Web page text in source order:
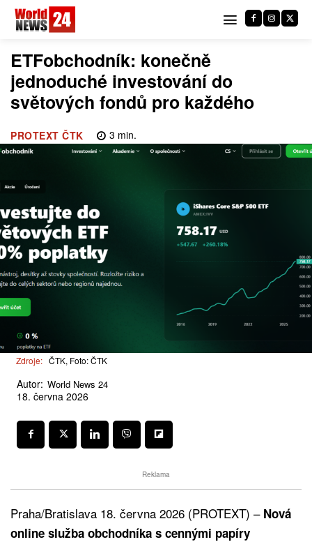
ETFobchodník: konečně
jednoduché investování do
světových fondů pro každého
PROTEXT ČTK 3 min.
Zdroje: ČTK, Foto: ČTK
Autor: World News 24
18. června 2026
Reklama
Praha/Bratislava 18. června 2026 (PROTEXT) – Nová
online služba obchodníka s cennými papíry